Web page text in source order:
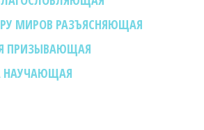
МИРОВ РАЗЪЯСНЯЮЩАЯ
ПРИЗЫВАЮЩАЯ
НАУЧАЮЩАЯ